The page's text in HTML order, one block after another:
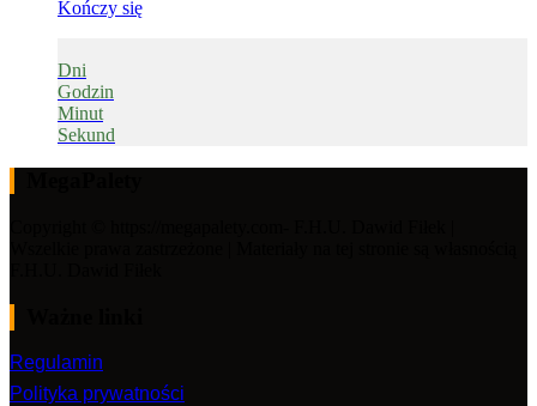
Kończy się
Dni
Godzin
Minut
Sekund
Regulamin
Polityka prywatności